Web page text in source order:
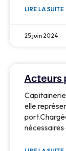
LIRE LA SUITE
25 juin 2024
Acteurs
elle
nécessaires